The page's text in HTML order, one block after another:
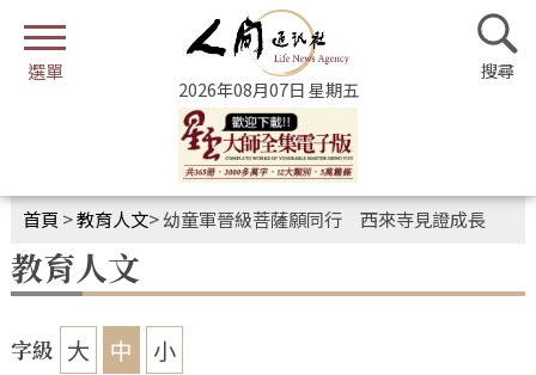
2026年08月07日 星期五
首頁 >教育人文>幼童軍晉級菩薩願同行 西來寺見證成長
教育人文
字級 大 中 小